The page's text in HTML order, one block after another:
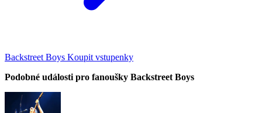
Backstreet Boys Koupit vstupenky
Podobné události pro fanoušky Backstreet Boys